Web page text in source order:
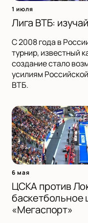
1 июля
Лига ВТБ:
С 2008 года в
турнир, известный
создание стало
усилиям
ВТБ.
6 мая
ЦСКА против
баскетбольное
«Мегаспорт»